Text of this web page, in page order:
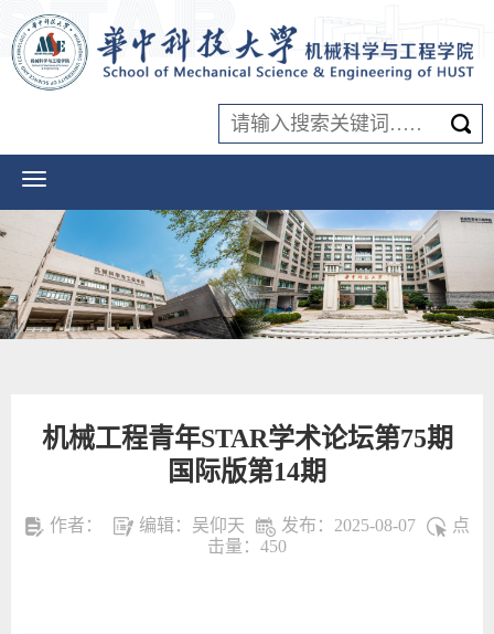
机械工程青年STAR学术论坛第75期
国际版第14期
作者： 编辑：吴仰天 发布：2025-08-07
点
击量： 450